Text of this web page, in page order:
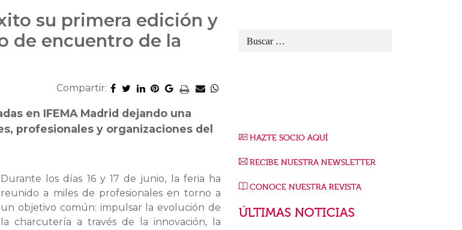
su primera edición y
de encuentro de la
Compartir:
en IFEMA Madrid dejando una
profesionales y organizaciones del
Durante los días 16 y 17 de junio, la feria ha
reunido a miles de profesionales en torno a
un objetivo común: impulsar la evolución de
la charcutería a través de la innovación, la
HAZTE SOCIO AQUÍ
RECIBE NUESTRA NEWSLETTER
CONOCE NUESTRA REVISTA
ÚLTIMAS NOTICIAS